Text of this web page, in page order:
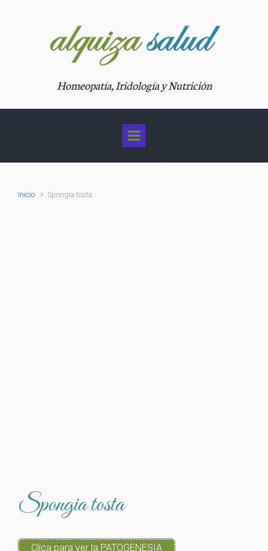
Homeopatía, Iridología y Nutrición
Inicio Spongia tosta
Spongia tosta
Clica para ver la PATOGENESIA